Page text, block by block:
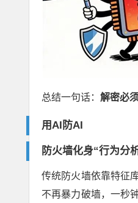
总结一句话： 解密必
用AI 防AI
防火墙化身“行为分
传统防火墙依靠特征
不再暴力破墙，一秒